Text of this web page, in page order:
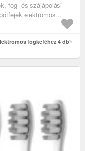
fog- és szájápolási
elektromos
fogkeféhez 4 db